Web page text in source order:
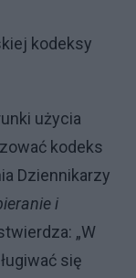
kodeksy
użycia
kodeks
Dziennikarzy
i
„W
się